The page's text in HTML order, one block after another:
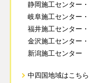
静岡施工センター
岐阜施工センター
福井施工センター
金沢施工センター
新潟施工センター
中四国地域はこちら